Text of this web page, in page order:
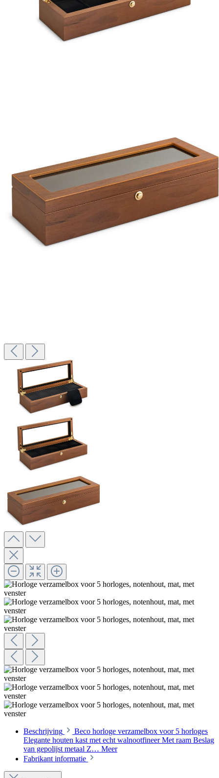
Beschrijving
Beco horloge verzamelbox voor 5 horloges
Elegante houten kast met echt walnootfineer Met raam Beslag
van gepolijst metaal Z… Meer
Fabrikant informatie